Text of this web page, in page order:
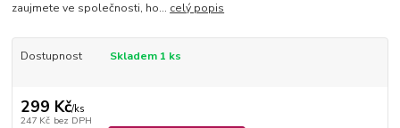
zaujmete ve společnosti, ho... celý popis
Dostupnost Skladem 1 ks
299 Kč/ks
247 Kč bez DPH